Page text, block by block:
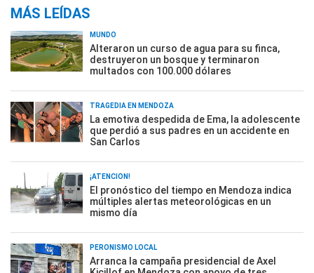
MÁS LEÍDAS
MUNDO
Alteraron un curso de agua para su finca,
destruyeron un bosque y terminaron
multados con 100.000 dólares
TRAGEDIA EN MENDOZA
La emotiva despedida de Ema, la adolescente
que perdió a sus padres en un accidente en
San Carlos
¡ATENCIÓN!
El pronóstico del tiempo en Mendoza indica
múltiples alertas meteorológicas en un
mismo día
PERONISMO LOCAL
Arranca la campaña presidencial de Axel